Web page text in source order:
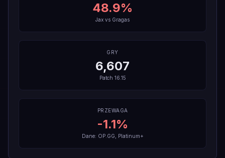
48.9%
Jax vs Gragas
GRY
6,607
Patch 16.15
PRZEWAGA
-1.1%
Dane: OP.GG, Platinum+